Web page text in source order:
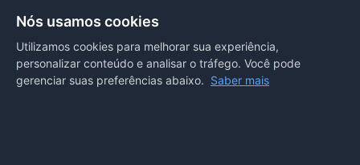
Rua Antonio Tavares, n° 3310, Centro CEP: 78.280-000 -
Mirassol D’Oeste, MT
REDES SOCIAIS
Nós usamos cookies
Utilizamos cookies para melhorar sua experiência,
personalizar conteúdo e analisar o tráfego. Você pode
gerenciar suas preferências abaixo. Saber mais